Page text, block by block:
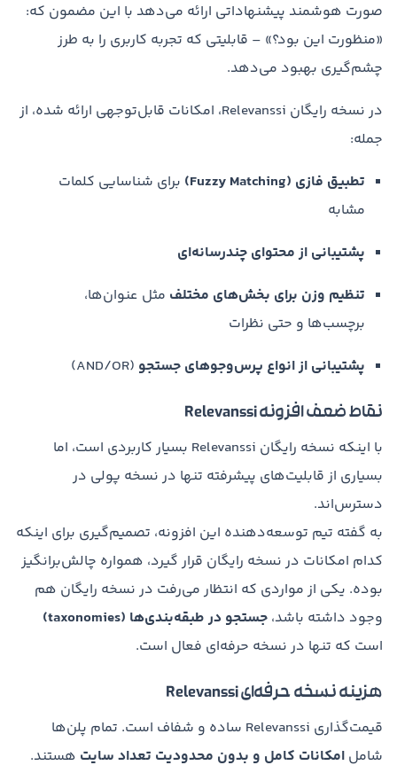
صورت هوشمند پیشنهاداتی ارائه می‌دهد با این مضمون که:
«منظورت این بود؟» – قابلیتی که تجربه کاربری را به طرز
چشم‌گیری بهبود می‌دهد.
در نسخه رایگان Relevanssi، امکانات قابل‌توجهی ارائه شده، از
جمله:
تطبیق فازی (Fuzzy Matching)
برای شناسایی کلمات
مشابه
پشتیبانی از محتوای چندرسانه‌ای
تنظیم وزن برای بخش‌های مختلف مثل عنوان‌ها،
برچسب‌ها و حتی نظرات
پشتیبانی از انواع پرس‌وجوهای جستجو (AND/OR)
نقاط ضعف افزونه Relevanssi
با اینکه نسخه رایگان Relevanssi بسیار کاربردی است، اما
بسیاری از قابلیت‌های پیشرفته تنها در نسخه پولی در
دسترس‌اند.
به گفته تیم توسعه‌دهنده این افزونه، تصمیم‌گیری برای اینکه
کدام امکانات در نسخه رایگان قرار گیرد، همواره چالش‌برانگیز
بوده. یکی از مواردی که انتظار می‌رفت در نسخه رایگان هم
وجود داشته باشد، جستجو در طبقه‌بندی‌ها (taxonomies)
است که تنها در نسخه حرفه‌ای فعال است.
هزینه نسخه حرفه‌ای Relevanssi
قیمت‌گذاری Relevanssi ساده و شفاف است. تمام پلن‌ها
شامل امکانات کامل و بدون محدودیت تعداد سایت هستند.